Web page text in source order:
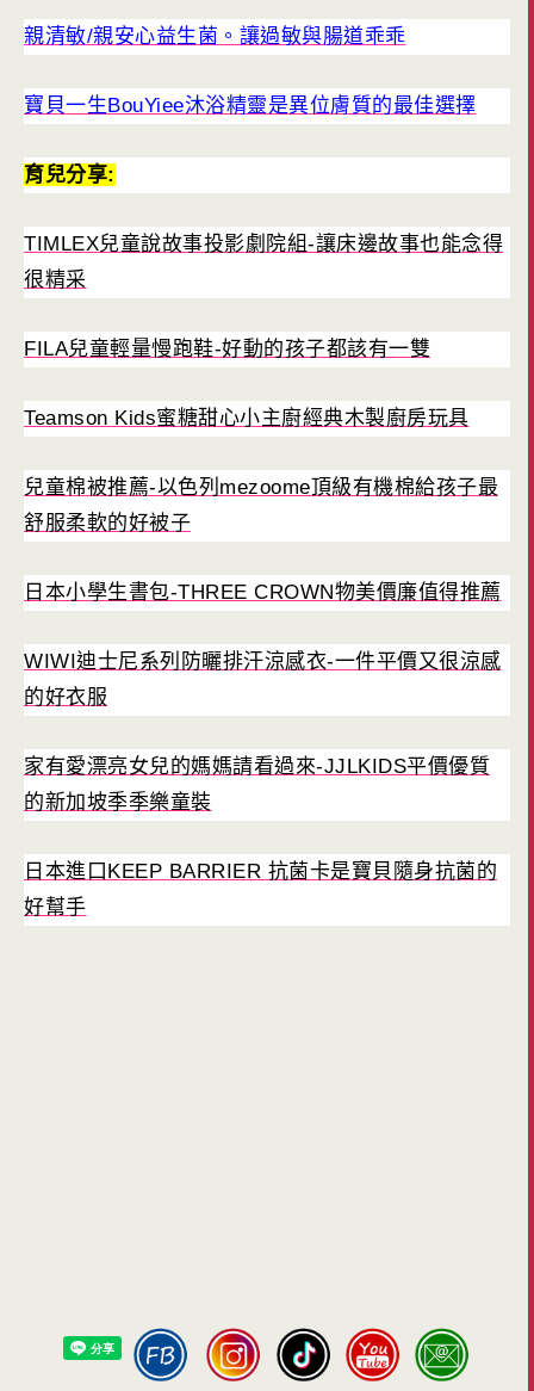
親清敏/親安心益生菌。讓過敏與腸道乖乖
寶貝一生BouYiee沐浴精靈是異位膚質的最佳選擇
育兒分享:
TIMLEX兒童說故事投影劇院組-讓床邊故事也能念得
很精采
FILA兒童輕量慢跑鞋-好動的孩子都該有一雙
Teamson Kids蜜糖甜心小主廚經典木製廚房玩具
兒童棉被推薦-以色列mezoome頂級有機棉給孩子最
舒服柔軟的好被子
日本小學生書包-THREE CROWN物美價廉值得推薦
WIWI迪士尼系列防曬排汗涼感衣-一件平價又很涼感
的好衣服
家有愛漂亮女兒的媽媽請看過來-JJLKIDS平價優質
的新加坡季季樂童裝
日本進口KEEP BARRIER 抗菌卡是寶貝隨身抗菌的
好幫手